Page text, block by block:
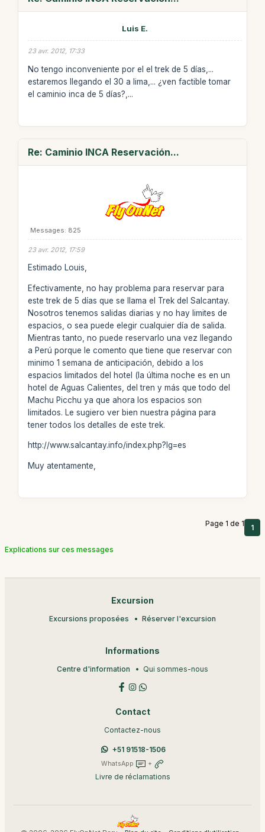
Luis E.
23 avr. 2012, 17:33
No tengo inconveniente por el el trek de 5 días,...
estaremos llegando el 30 a lima,... ¿ven factible tomar
el caminio inca de 5 días?,...
Re: Caminio INCA Reservación...
Messages: 825
23 avr. 2012, 17:59
Estimado Louis,
Efectivamente, no hay problema para reservar para
este trek de 5 días que se llama el Trek del Salcantay.
Nosotros tenemos salidas diarias y no hay limites de
espacios, o sea puede elegir cualquier día de salida.
Mientras tanto, no puede reservarlo una vez llegando
a Perú porque le comento que tiene que reservar con
minimo 1 semana de anticipación, debido a los
espacios limitados del hotel (la última noche es en un
hotel de Aguas Calientes, del tren y más que todo del
Machu Picchu ya que ahora los espacios son
limitados. Le sugiero ver bien nuestra página para
tener todos los detalles de este trek.
http://www.salcantay.info/index.php?lg=es
Muy atentamente,
Page 1 de 1 1
Explications sur ces messages
Excursion
Excursions proposées Réserver l'excursion
Informations
Centre d'information Qui sommes-nous
Contact
Contactez-nous
+51 91518-1506
WhatsApp +
Livre de réclamations